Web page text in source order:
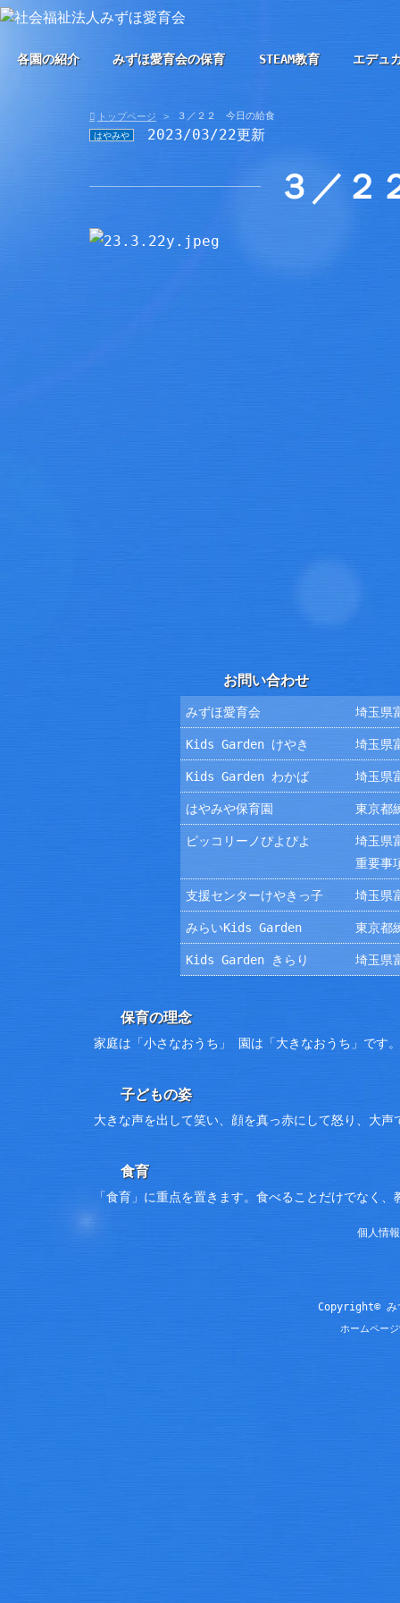
各園の紹介 みずほ愛育会の保育 STEAM教育 エデュ
トップページ ３／２２ 今日の給食
はやみや 2023/03/22更新
３／
お問い合わせ
みずほ愛育会 埼玉県
Kids Garden けやき 埼玉県
Kids Garden わかば 埼玉県
はやみや保育園 東京都
ピッコリーノぴよぴよ
埼玉県
重要事
支援センターけやきっ子 埼玉県
みらいKids Garden 東京都
Kids Garden きらり 埼玉県
保育の理念
家庭は「小さなおうち」 園は「大きなおうち」です
子どもの姿
大きな声を出して笑い、顔を真っ赤にして怒り、大
食育
「食育」に重点を置きます。食べることだけでなく
個人情
Copyright© み
ホームペー